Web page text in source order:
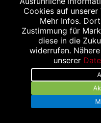
Tel.:
Fax:
Cookies auf
Mehr Infos.
Zustimmung für
diese in die
widerrufen.
unserer